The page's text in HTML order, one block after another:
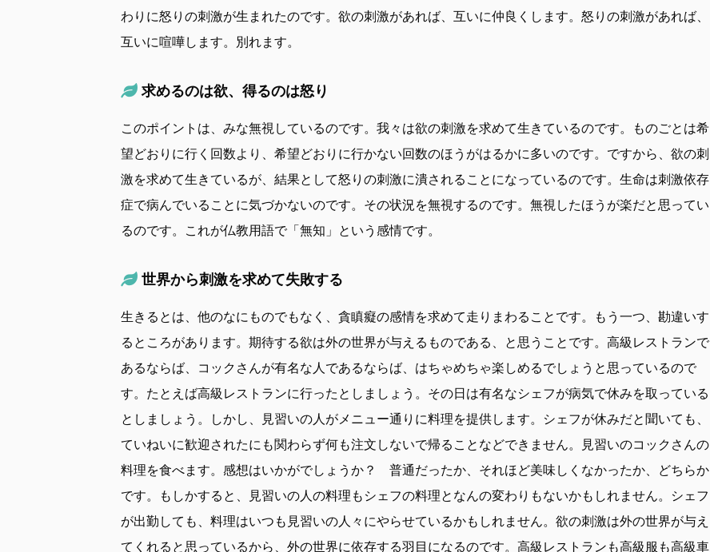
わりに怒りの刺激が生まれたのです。欲の刺激があれば、互いに仲良くします。怒りの刺激があれば、
互いに喧嘩します。別れます。
求めるのは欲、得るのは怒り
このポイントは、みな無視しているのです。我々は欲の刺激を求めて生きているのです。ものごとは希
望どおりに行く回数より、希望どおりに行かない回数のほうがはるかに多いのです。ですから、欲の刺
激を求めて生きているが、結果として怒りの刺激に潰されることになっているのです。生命は刺激依存
症で病んでいることに気づかないのです。その状況を無視するのです。無視したほうが楽だと思ってい
るのです。これが仏教用語で「無知」という感情です。
世界から刺激を求めて失敗する
生きるとは、他のなにものでもなく、貪瞋癡の感情を求めて走りまわることです。もう一つ、勘違いす
るところがあります。期待する欲は外の世界が与えるものである、と思うことです。高級レストランで
あるならば、コックさんが有名な人であるならば、はちゃめちゃ楽しめるでしょうと思っているので
す。たとえば高級レストランに行ったとしましょう。その日は有名なシェフが病気で休みを取っている
としましょう。しかし、見習いの人がメニュー通りに料理を提供します。シェフが休みだと聞いても、
ていねいに歓迎されたにも関わらず何も注文しないで帰ることなどできません。見習いのコックさんの
料理を食べます。感想はいかがでしょうか？ 普通だったか、それほど美味しくなかったか、どちらか
です。もしかすると、見習いの人の料理もシェフの料理となんの変わりもないかもしれません。シェフ
が出勤しても、料理はいつも見習いの人々にやらせているかもしれません。欲の刺激は外の世界が与え
てくれると思っているから、外の世界に依存する羽目になるのです。高級レストランも高級服も高級車